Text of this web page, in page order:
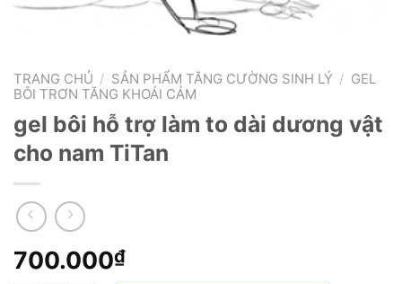
TRANG CHỦ / SẢN PHẨM TĂNG CƯỜNG SINH LÝ / GEL
BÔI TRƠN TĂNG KHOÁI CẢM
gel bôi hỗ trợ làm to dài dương vật
cho nam TiTan
700.000₫